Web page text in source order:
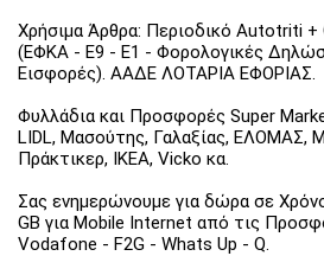
Χρήσιμα Άρθρα: Περιοδικό Autotriti +
(ΕΦΚΑ - Ε9 - Ε1 - Φορολογικές
Εισφορές). ΑΑΔΕ ΛΟΤΑΡΙΑ ΕΦΟΡΙΑΣ.
Φυλλάδια και Προσφορές Super
LIDL, Μασούτης, Γαλαξίας, ΕΛΟΜΑΣ,
Πράκτικερ, ΙΚΕΑ, Vicko κα.
Σας ενημερώνουμε για δώρα σε
GB για Mobile Internet από τις
Vodafone - F2G - Whats Up - Q.